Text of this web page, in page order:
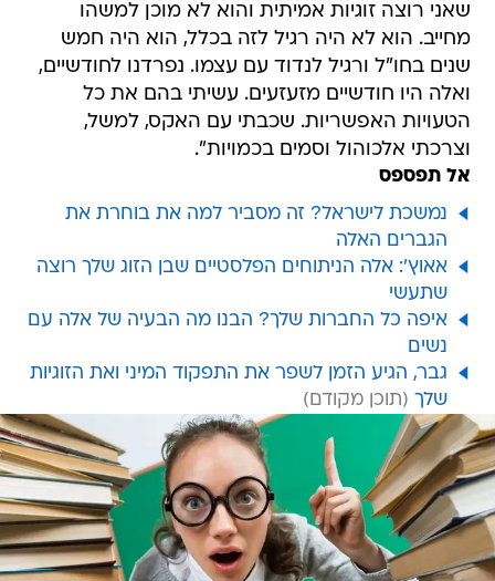
שאני רוצה זוגיות אמיתית והוא לא מוכן למשהו
מחייב. הוא לא היה רגיל לזה בכלל, הוא היה חמש
שנים בחו"ל ורגיל לנדוד עם עצמו. נפרדנו לחודשיים,
ואלה היו חודשיים מזעזעים. עשיתי בהם את כל
הטעויות האפשריות. שכבתי עם האקס, למשל,
וצרכתי אלכוהול וסמים בכמויות".
אל תפספס
נמשכת לישראל? זה מסביר למה את בוחרת את
הגברים האלה
אאוץ': אלה הניתוחים הפלסטיים שבן הזוג שלך רוצה
שתעשי
איפה כל החברות שלך? הבנו מה הבעיה של אלה עם
נשים
גבר, הגיע הזמן לשפר את התפקוד המיני ואת הזוגיות
שלך